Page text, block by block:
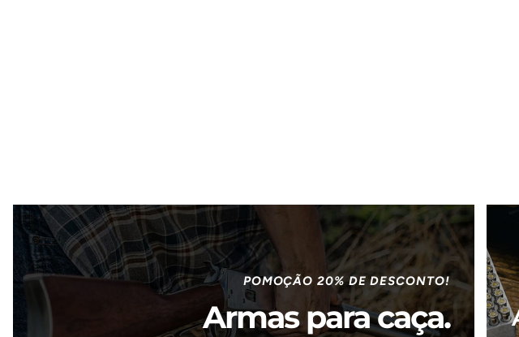
POMOÇÃO 20% DE DESCONTO!
Armas para caça.